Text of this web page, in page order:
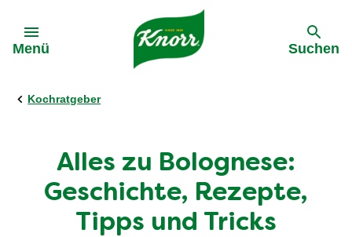
Menü Suchen
Kochratgeber
Alles zu Bolognese:
Geschichte, Rezepte,
Tipps und Tricks